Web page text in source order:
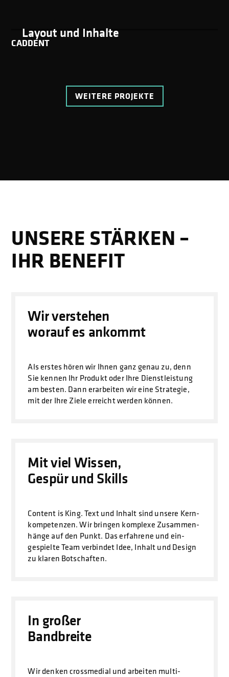
Layout und Inhalte
CADDENT
WEITERE PROJEKTE
UNSERE STÄRKEN –
IHR BENEFIT
Wir verstehen
worauf es ankommt
Als erstes hören wir Ihnen ganz genau zu, denn
Sie kennen Ihr Produkt oder Ihre Dienstleistung
am besten. Dann erarbeiten wir eine Strategie,
mit der Ihre Ziele erreicht werden können.
Mit viel Wissen,
Gespür und Skills
Content is King. Text und Inhalt sind unsere Kern­
kompetenzen. Wir bringen komplexe Zusammen­
hänge auf den Punkt. Das erfahrene und ein­
gespielte Team verbindet Idee, Inhalt und Design
zu klaren Botschaften.
In großer
Bandbreite
Wir denken crossmedial und arbeiten multi­